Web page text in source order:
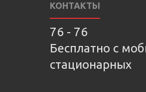
КОНТАКТЫ
76 - 76
Бесплатно с
стационарных